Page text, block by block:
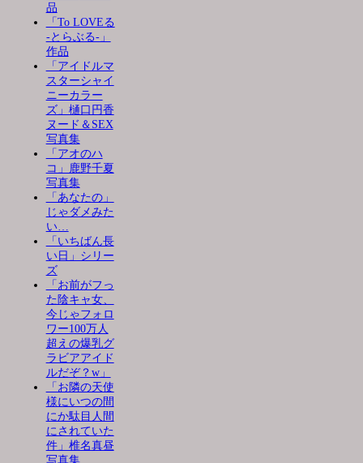
品
「To LOVEる
-とらぶる-」
作品
「アイドルマ
スターシャイ
ニーカラー
ズ」樋口円香
ヌード＆SEX
写真集
「アオのハ
コ」鹿野千夏
写真集
「あなたの」
じゃダメみた
い…
「いちばん長
い日」シリー
ズ
「お前がフっ
た陰キャ女、
今じゃフォロ
ワー100万人
超えの爆乳グ
ラビアアイド
ルだぞ？w」
「お隣の天使
様にいつの間
にか駄目人間
にされていた
件」椎名真昼
写真集